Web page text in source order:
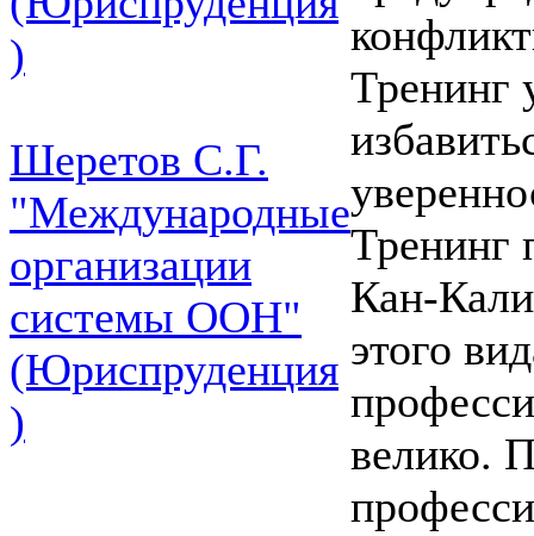
)
Шеретов С.Г.
"Международные
организации
системы ООН"
(Юриспруденция
)
Тренинг
Тренинг
Кан-
этого
велико.